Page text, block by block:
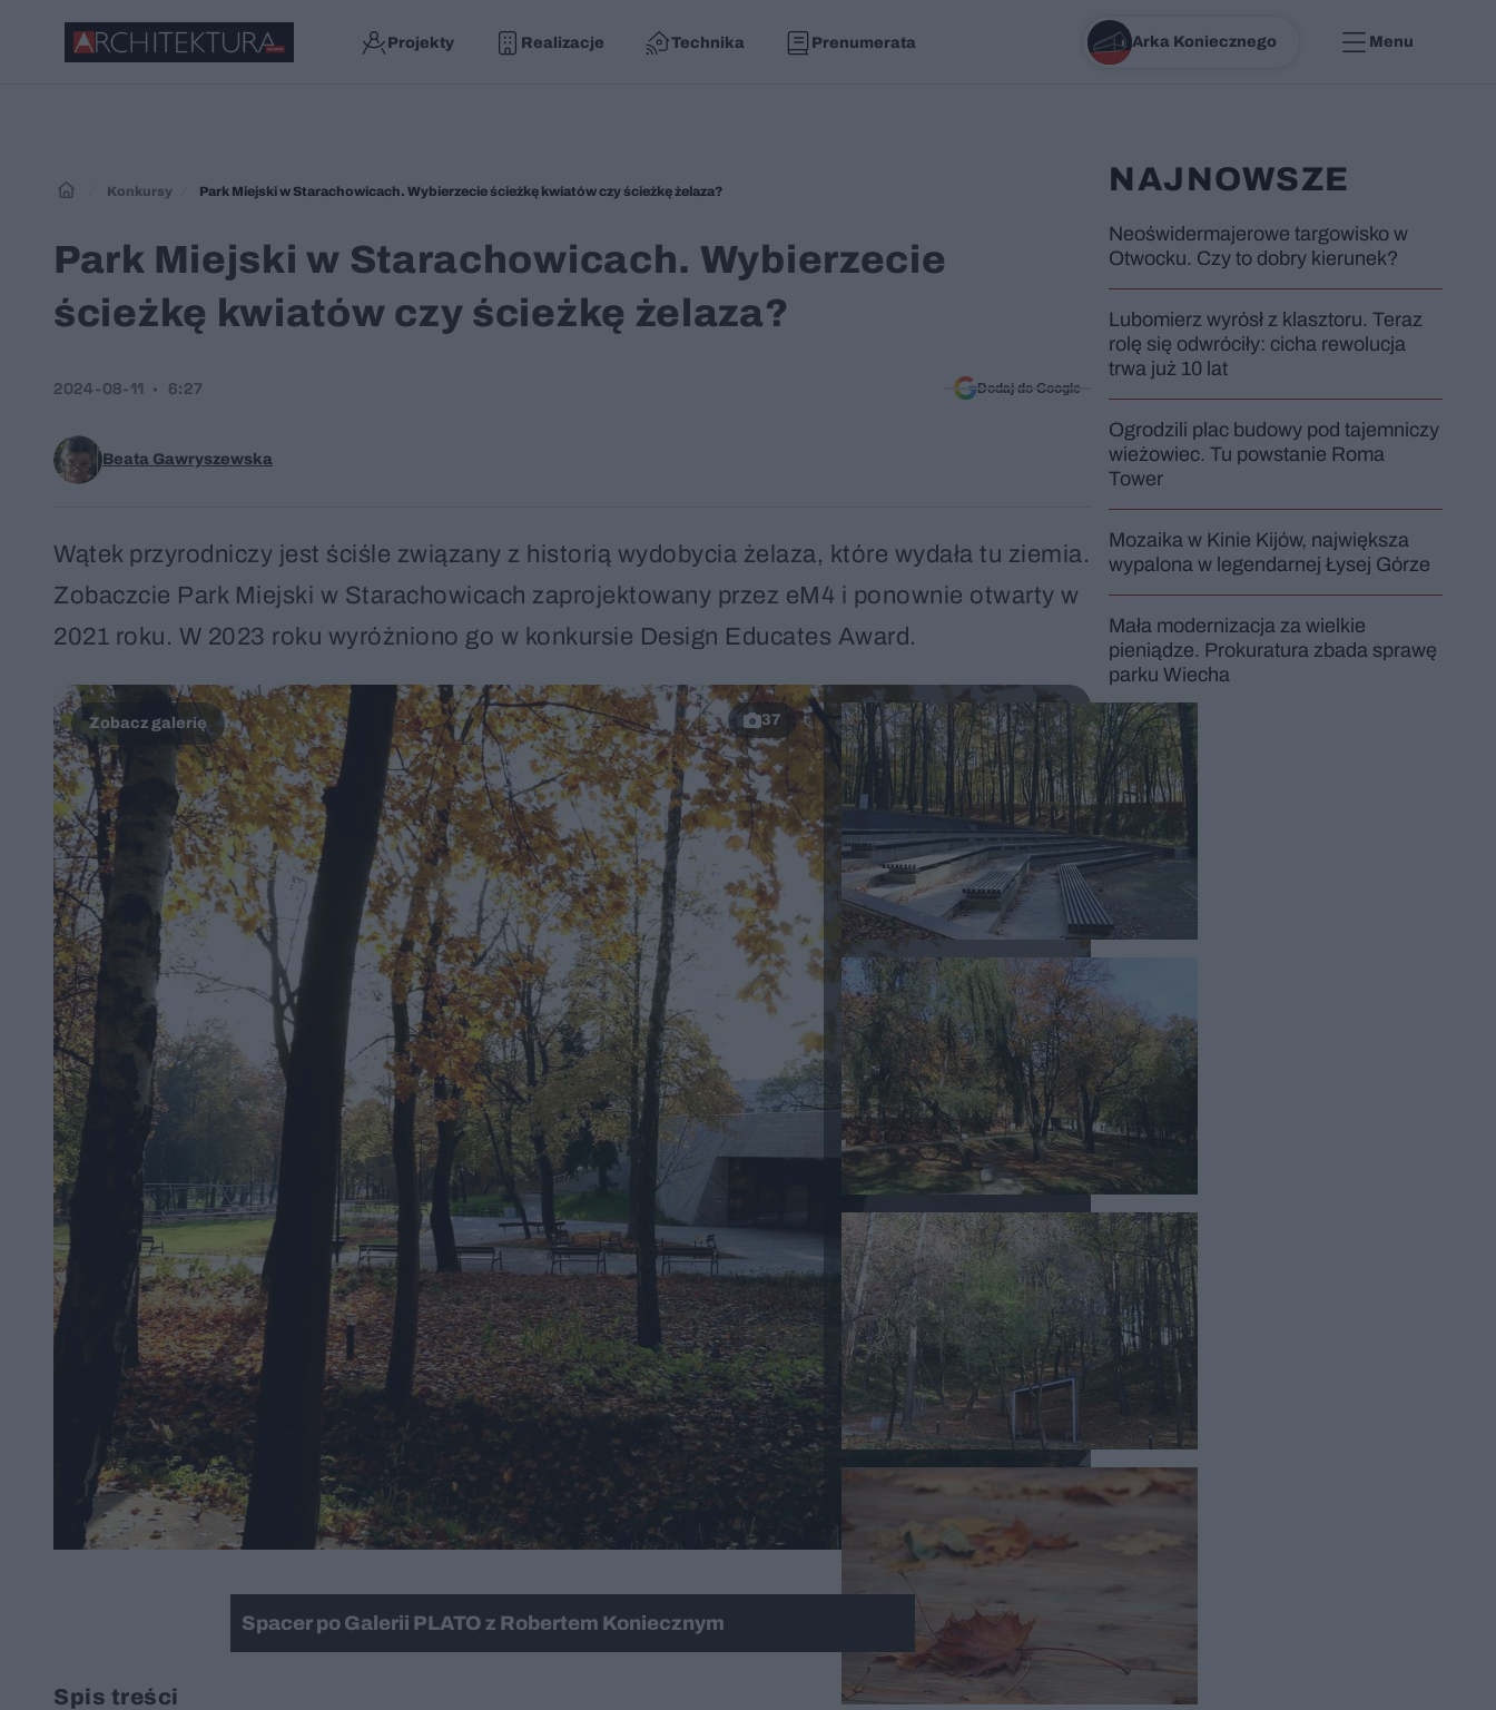
Projekty Realizacje Technika Prenumerata Arka Koniecznego Menu
Konkursy Park Miejski w Starachowicach. Wybierzecie ścieżkę kwiatów czy ścieżkę żelaza?
Park Miejski w Starachowicach. Wybierzecie
ścieżkę kwiatów czy ścieżkę żelaza?
Beata Gawryszewska
2024-08-11 6:27 Dodaj do Google
Wątek przyrodniczy jest ściśle związany z historią wydobycia żelaza, które wydała tu ziemia.
Zobaczcie Park Miejski w Starachowicach zaprojektowany przez eM4 i ponownie otwarty w
2021 roku. W 2023 roku wyróżniono go w konkursie Design Educates Award.
37
Spacer po Galerii PLATO z Robertem Koniecznym
Spis treści
NAJNOWSZE
Neoświdermajerowe targowisko w
Otwocku. Czy to dobry kierunek?
Lubomierz wyrósł z klasztoru. Teraz
rolę się odwróciły: cicha rewolucja
trwa już 10 lat
Ogrodzili plac budowy pod tajemniczy
wieżowiec. Tu powstanie Roma
Tower
Mozaika w Kinie Kijów, największa
wypalona w legendarnej Łysej Górze
Mała modernizacja za wielkie
pieniądze. Prokuratura zbada sprawę
parku Wiecha